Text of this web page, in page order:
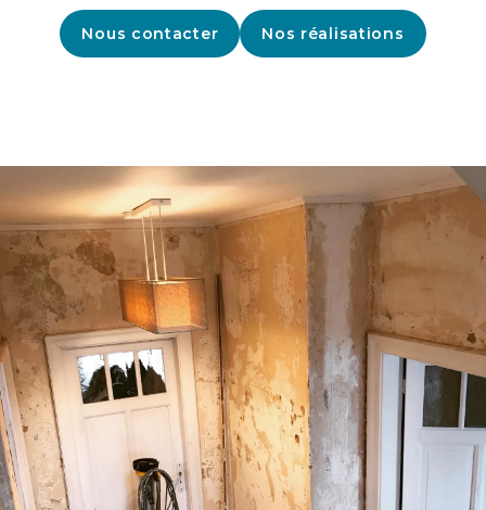
Nous contacter Nos réalisations